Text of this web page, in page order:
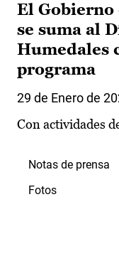
El Gobierno
se suma al
Humedales
programa
29 de Enero de
Con actividades
Notas de prensa
Fotos